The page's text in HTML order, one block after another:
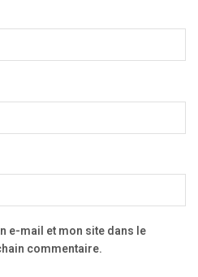
e-mail et mon site dans le
commentaire.